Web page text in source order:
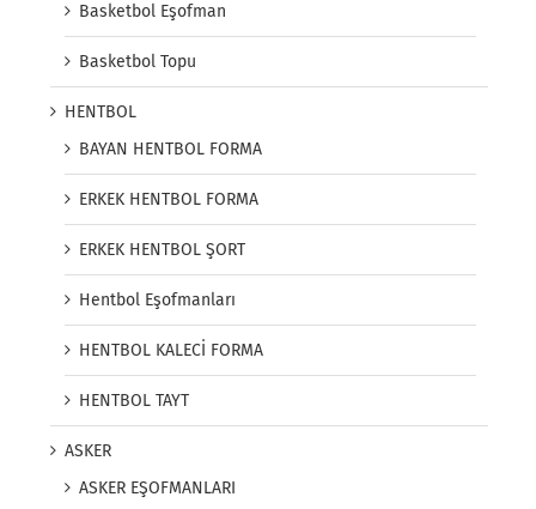
Basketbol Eşofman
Basketbol Topu
HENTBOL
BAYAN HENTBOL FORMA
ERKEK HENTBOL FORMA
ERKEK HENTBOL ŞORT
Hentbol Eşofmanları
HENTBOL KALECİ FORMA
HENTBOL TAYT
ASKER
ASKER EŞOFMANLARI